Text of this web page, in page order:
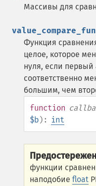
Массивы для
Функция
целое, которое
нуля, если первый
соответственно
большим, чем
function
$b): int
функции
наподобие float